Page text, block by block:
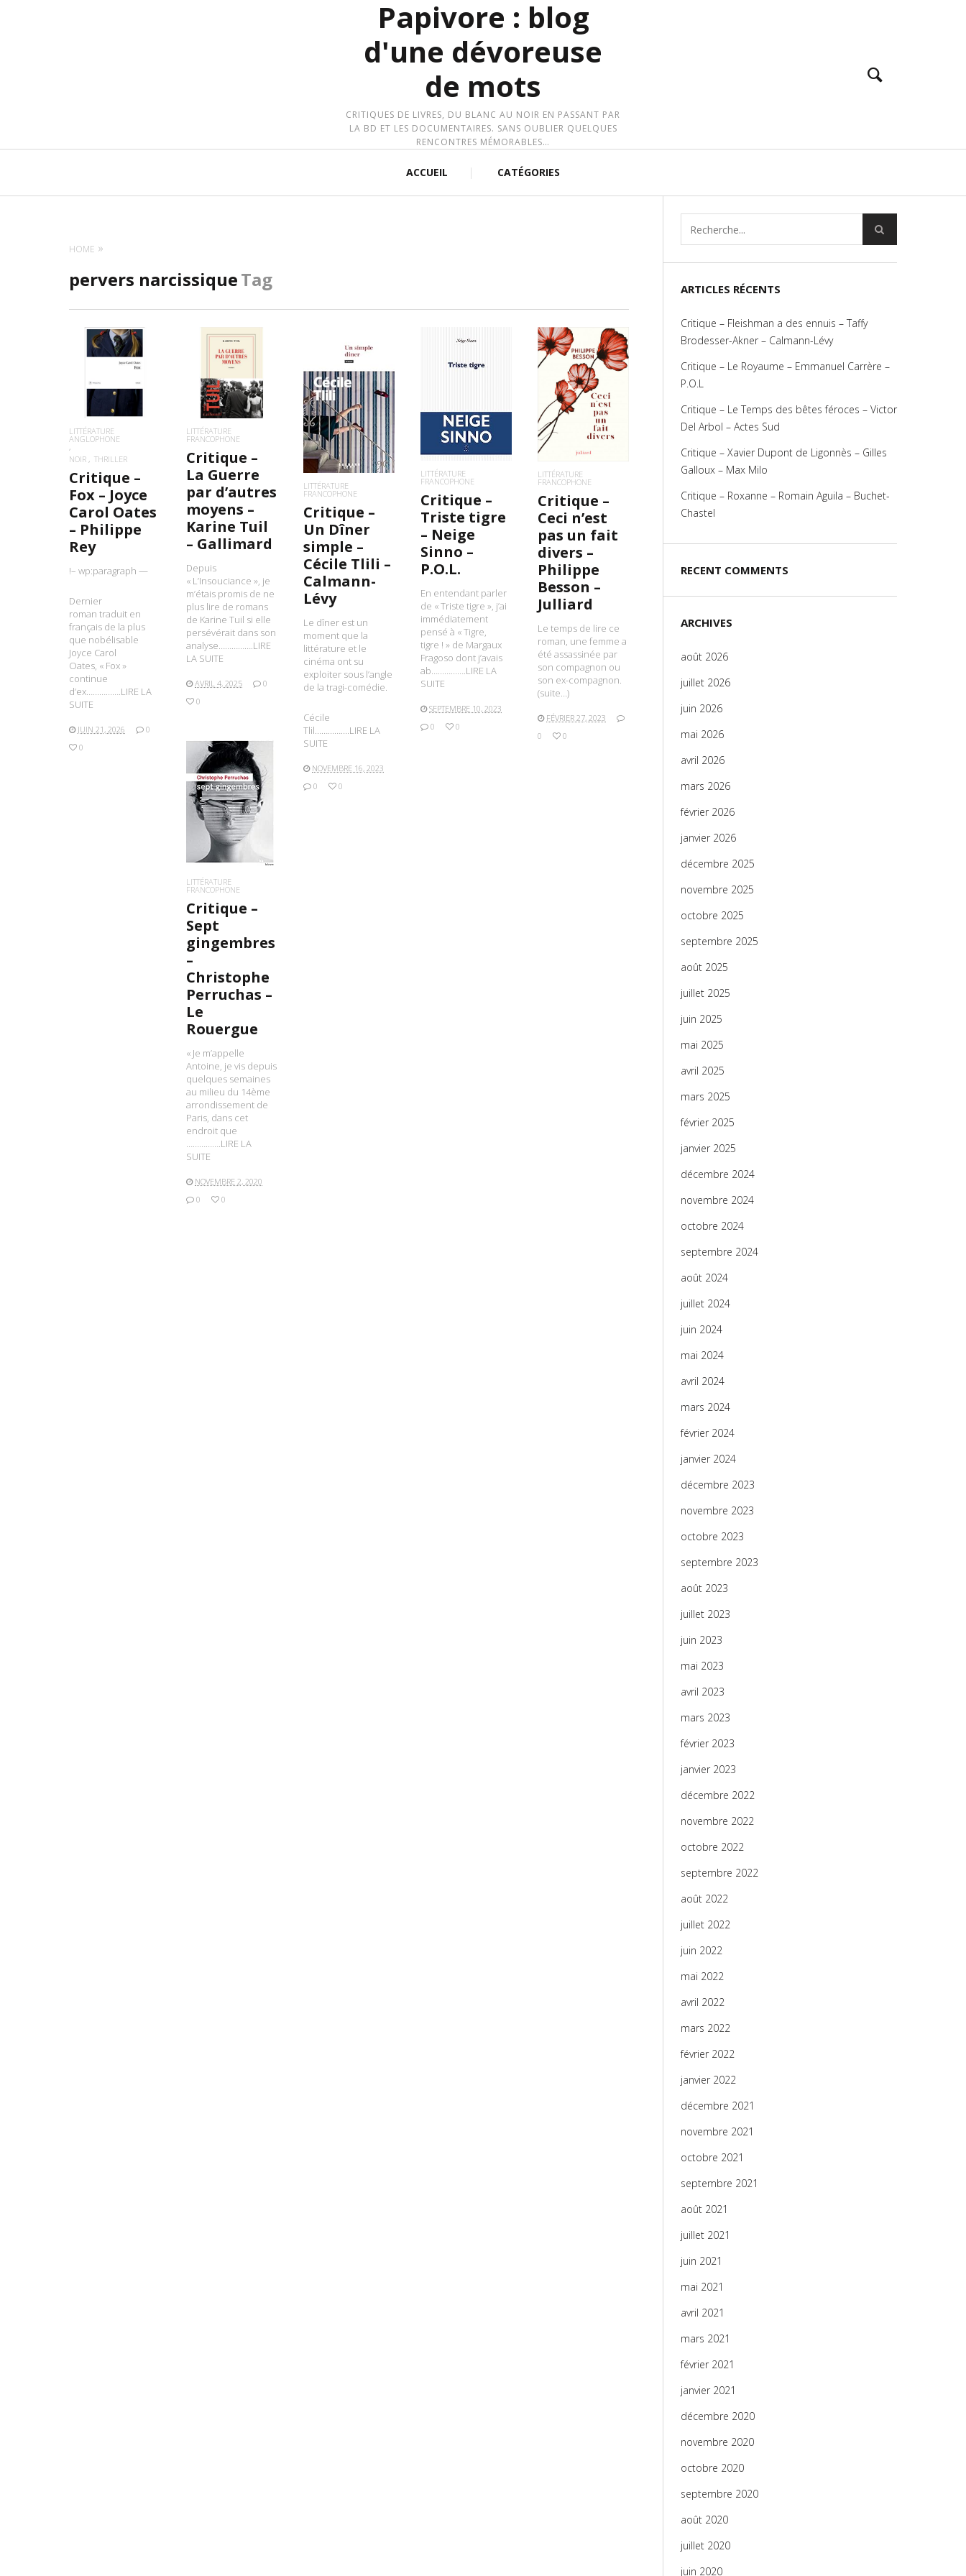
Papivore : blog
d'une dévoreuse
de mots
CRITIQUES DE LIVRES, DU BLANC AU NOIR EN PASSANT PAR
LA BD ET LES DOCUMENTAIRES. SANS OUBLIER QUELQUES
RENCONTRES MÉMORABLES…
ACCUEIL CATÉGORIES
HOME
pervers narcissiqueTag
LIRE LA SUITE
LITTÉRATURE
ANGLOPHONE
NOIR
THRILLER
Critique –
Fox – Joyce
Carol Oates
– Philippe
Rey
!– wp:paragraph —
Dernier
roman traduit en
français de la plus
que nobélisable
Joyce Carol
Oates, « Fox »
continue
d’ex…………….LIRE LA
SUITE
JUIN 21, 2026
0
0
LIRE LA SUITE
LITTÉRATURE
FRANCOPHONE
Critique –
La Guerre
par d’autres
moyens –
Karine Tuil
– Gallimard
Depuis
« L’Insouciance », je
m’étais promis de ne
plus lire de romans
de Karine Tuil si elle
persévérait dans son
analyse…………….LIRE
LA SUITE
AVRIL 4, 2025
0
0
LIRE LA SUITE
LITTÉRATURE
FRANCOPHONE
Critique –
Un Dîner
simple –
Cécile Tlili –
Calmann-
Lévy
Le dîner est un
moment que la
littérature et le
cinéma ont su
exploiter sous l’angle
de la tragi-comédie.
Cécile
Tlil…………….LIRE LA
SUITE
NOVEMBRE 16, 2023
0
0
LITTÉRATURE
FRANCOPHONE
Critique –
Triste tigre
– Neige
Sinno –
P.O.L.
En entendant parler
de « Triste tigre », j’ai
immédiatement
pensé à « Tigre,
tigre ! » de Margaux
Fragoso dont j’avais
ab…………….LIRE LA
SUITE
SEPTEMBRE 10, 2023
0
0
LIRE LA SUITE
LITTÉRATURE
FRANCOPHONE
Critique –
Ceci n’est
pas un fait
divers –
Philippe
Besson –
Julliard
Le temps de lire ce
roman, une femme a
été assassinée par
son compagnon ou
son ex-compagnon.
(suite…)
FÉVRIER 27, 2023
0
0
LIRE LA SUITE
LITTÉRATURE
FRANCOPHONE
Critique –
Sept
gingembres
–
Christophe
Perruchas –
Le
Rouergue
« Je m’appelle
Antoine, je vis depuis
quelques semaines
au milieu du 14ème
arrondissement de
Paris, dans cet
endroit que
…………….LIRE LA
SUITE
NOVEMBRE 2, 2020
0
0
ARTICLES RÉCENTS
Critique – Fleishman a des ennuis – Taffy
Brodesser-Akner – Calmann-Lévy
Critique – Le Royaume – Emmanuel Carrère –
P.O.L
Critique – Le Temps des bêtes féroces – Victor
Del Arbol – Actes Sud
Critique – Xavier Dupont de Ligonnès – Gilles
Galloux – Max Milo
Critique – Roxanne – Romain Aguila – Buchet-
Chastel
RECENT COMMENTS
ARCHIVES
août 2026
juillet 2026
juin 2026
mai 2026
avril 2026
mars 2026
février 2026
janvier 2026
décembre 2025
novembre 2025
octobre 2025
septembre 2025
août 2025
juillet 2025
juin 2025
mai 2025
avril 2025
mars 2025
février 2025
janvier 2025
décembre 2024
novembre 2024
octobre 2024
septembre 2024
août 2024
juillet 2024
juin 2024
mai 2024
avril 2024
mars 2024
février 2024
janvier 2024
décembre 2023
novembre 2023
octobre 2023
septembre 2023
août 2023
juillet 2023
juin 2023
mai 2023
avril 2023
mars 2023
février 2023
janvier 2023
décembre 2022
novembre 2022
octobre 2022
septembre 2022
août 2022
juillet 2022
juin 2022
mai 2022
avril 2022
mars 2022
février 2022
janvier 2022
décembre 2021
novembre 2021
octobre 2021
septembre 2021
août 2021
juillet 2021
juin 2021
mai 2021
avril 2021
mars 2021
février 2021
janvier 2021
décembre 2020
novembre 2020
octobre 2020
septembre 2020
août 2020
juillet 2020
juin 2020